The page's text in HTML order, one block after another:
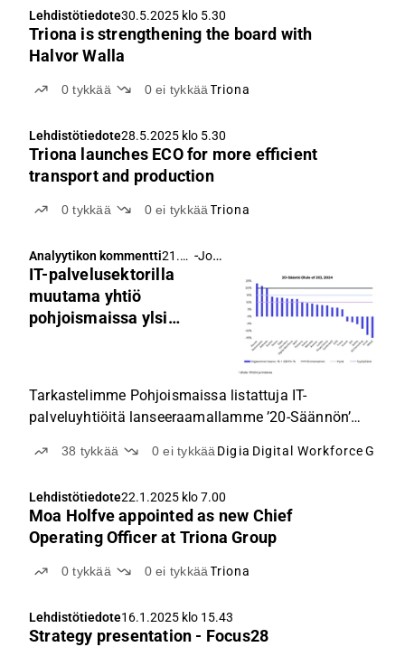
Lehdistötiedote30.5.2025 klo 5.30
Triona is strengthening the board with
Halvor Walla
0tykkää 0ei tykkää Triona
Lehdistötiedote28.5.2025 klo 5.30
Triona launches ECO for more efficient
transport and production
0tykkää 0ei tykkää Triona
Analyytikon kommentti21.3.
2025
5.30
- Joni Grönqvist
IT-palvelusektorilla
muutama yhtiö
pohjoismaissa ylsi
Tarkastelimme Pohjoismaissa listattuja IT-
palveluyhtiöitä lanseeraamallamme ’20-Säännön’
erinomaiseen suoritukseen vuonna 2024.
vuodesta muita pohjoismaalaisia yhtiöitä
keskimäärin heikommin. Kokonaisuutena voidaan
kuitenkin todeta, että vuosi 2024 oli edelleen
haastava koko pohjolassa.
38 tykkää 0ei tykkää Digia Digital Workforce
Lehdistötiedote22.1.2025 klo 7.00
Moa Holfve appointed as new Chief
Operating Officer at Triona Group
0tykkää 0ei tykkää Triona
Lehdistötiedote16.1.2025 klo 15.43
Strategy presentation - Focus28